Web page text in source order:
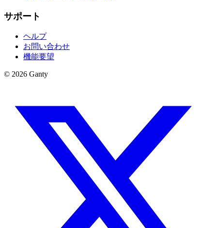
サポート
ヘルプ
お問い合わせ
機能要望
© 2026 Ganty